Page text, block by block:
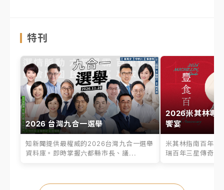
特刊
2026 台灣九合一選舉
知新聞提供最權威的2026台灣九合一選舉
資料庫。即時掌握六都縣市長、議...
2026米其林專
饗宴
米其林指南百年之
瑞百年三星傳奇、